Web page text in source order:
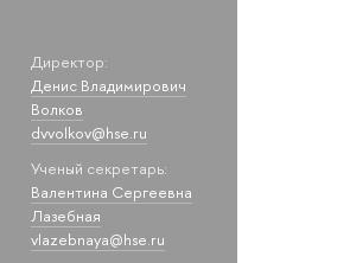
Директор:
Денис Владимирович
Волков
dvvolkov@hse.ru
Ученый секретарь:
Валентина Сергеевна
Лазебная
vlazebnaya@hse.ru